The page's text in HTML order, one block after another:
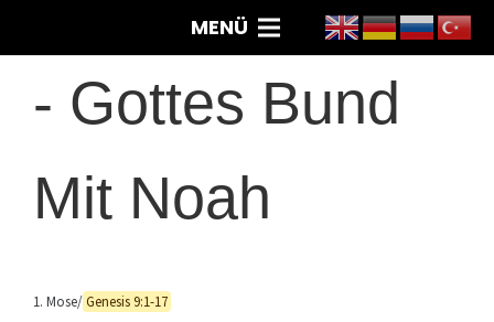
MENÜ
- Gottes Bund
Mit Noah
1. Mose/Genesis 9:1-17